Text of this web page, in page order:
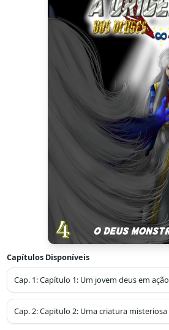
Capítulos Disponíveis
Cap. 1:Capítulo 1: Um jovem deus em ação
Cap.2:Capitulo 2: Uma criatura misteriosa